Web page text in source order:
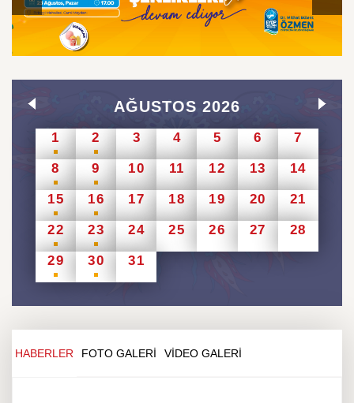
AĞUSTOS 2026
1 2 3 4 5 6 7
8 9 10 11 12 13 14
15 16 17 18 19 20 21
22 23 24 25 26 27 28
29 30 31
HABERLER FOTO GALERİ VİDEO GALERİ